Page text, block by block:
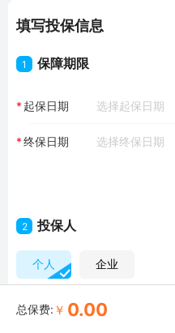
填写投保信息
1 保障期限
起保日期
终保日期
2 投保人
个人 企业
总保费: ￥ 0.00